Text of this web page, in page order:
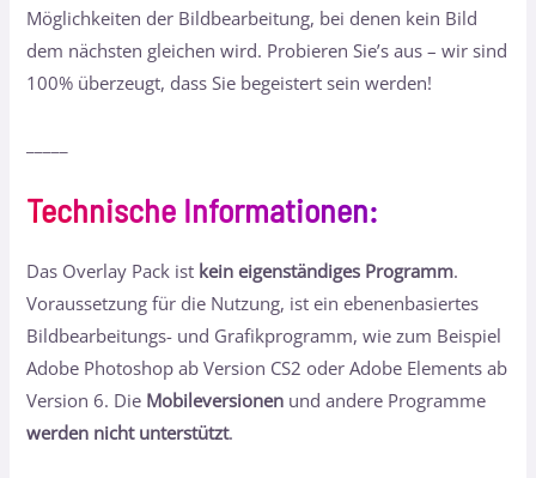
Möglichkeiten der Bildbearbeitung, bei denen kein Bild
dem nächsten gleichen wird. Probieren Sie’s aus – wir sind
100% überzeugt, dass Sie begeistert sein werden!
Technische Informationen:
Das Overlay Pack ist kein eigenständiges Programm.
Voraussetzung für die Nutzung, ist ein ebenenbasiertes
Bildbearbeitungs- und Grafikprogramm, wie zum Beispiel
Adobe Photoshop ab Version CS2 oder Adobe Elements ab
Version 6. Die Mobileversionen und andere Programme
werden nicht unterstützt.